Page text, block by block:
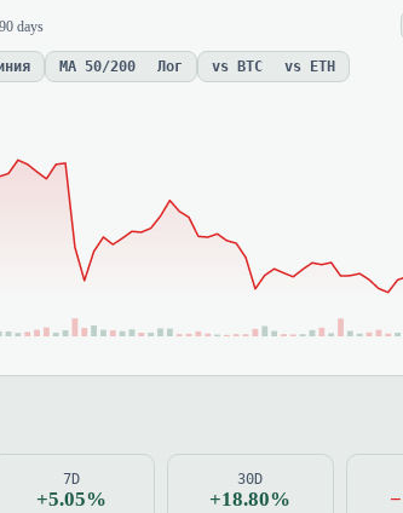
days
MA 50/200 Лог vs BTC vs ETH
7D
+5.05%
30D
+18.80%